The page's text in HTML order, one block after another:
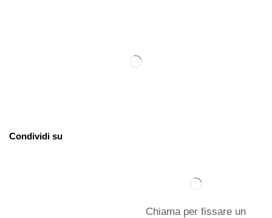
Condividi su
Chiama per fissare un